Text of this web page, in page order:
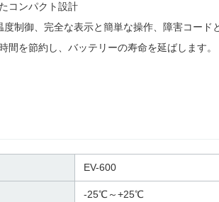
コンパクト設計
制御、完全な表示と簡単な操作、障害コード
を節約し、バッテリーの寿命を延ばします。
EV-600
-25℃～+25℃